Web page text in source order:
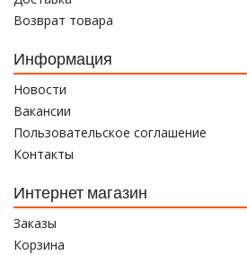
Возврат товара
Информация
Новости
Вакансии
Пользовательское соглашение
Контакты
Интернет магазин
Заказы
Корзина